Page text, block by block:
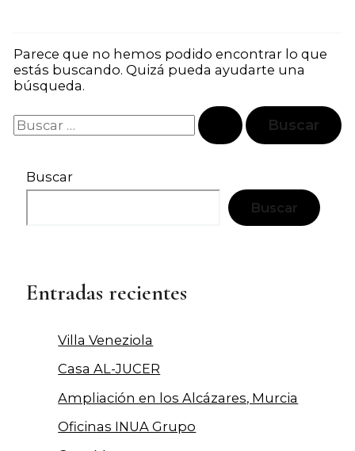
Parece que no hemos podido encontrar lo que
estás buscando. Quizá pueda ayudarte una
búsqueda.
Buscar
por:
Buscar
Buscar
Entradas recientes
Villa Veneziola
Casa AL-JUCER
Ampliación en los Alcázares, Murcia
Oficinas INUA Grupo